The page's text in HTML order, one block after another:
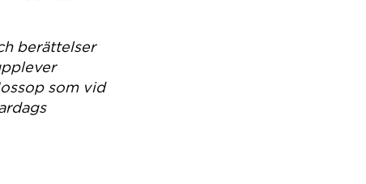
berättelser
som vid